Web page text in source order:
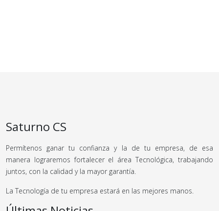
Saturno CS
Permítenos ganar tu confianza y la de tu empresa, de esa
manera lograremos fortalecer el área Tecnológica, trabajando
juntos, con la calidad y la mayor garantía.
La Tecnología de tu empresa estará en las mejores manos.